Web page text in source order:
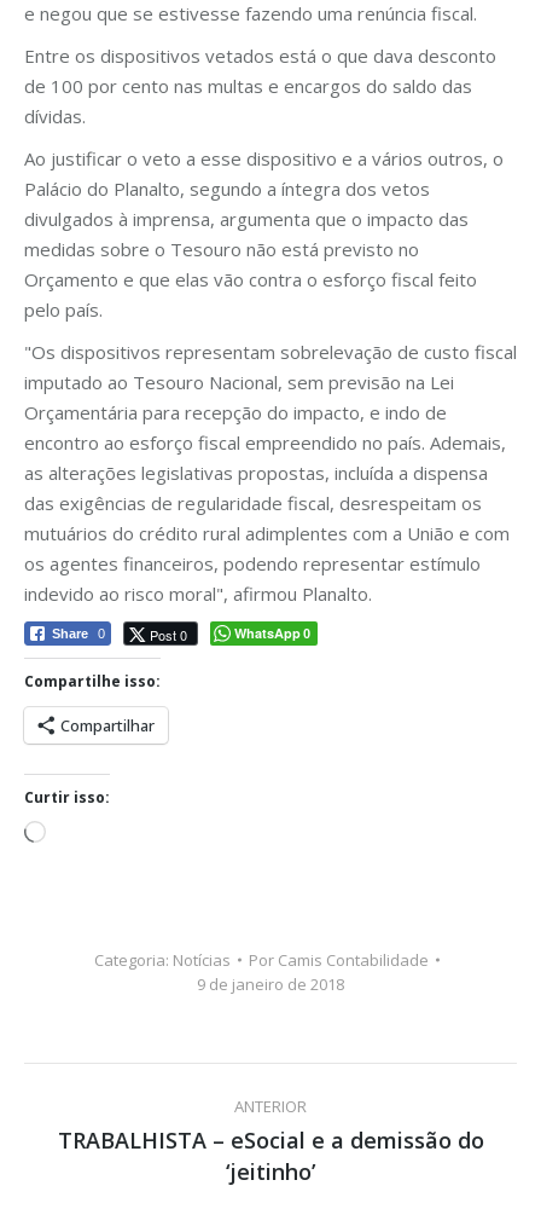
e negou que se estivesse fazendo uma renúncia fiscal.
Entre os dispositivos vetados está o que dava desconto
de 100 por cento nas multas e encargos do saldo das
dívidas.
Ao justificar o veto a esse dispositivo e a vários outros, o
Palácio do Planalto, segundo a íntegra dos vetos
divulgados à imprensa, argumenta que o impacto das
medidas sobre o Tesouro não está previsto no
Orçamento e que elas vão contra o esforço fiscal feito
pelo país.
"Os dispositivos representam sobrelevação de custo fiscal
imputado ao Tesouro Nacional, sem previsão na Lei
Orçamentária para recepção do impacto, e indo de
encontro ao esforço fiscal empreendido no país. Ademais,
as alterações legislativas propostas, incluída a dispensa
das exigências de regularidade fiscal, desrespeitam os
mutuários do crédito rural adimplentes com a União e com
os agentes financeiros, podendo representar estímulo
indevido ao risco moral", afirmou Planalto.
Share 0 Post 0 WhatsApp0
Compartilhe isso:
Compartilhar
Curtir isso:
Carregando...
Categoria: Notícias Por Camis Contabilidade
9 de janeiro de 2018
Navegação
de
ANTERIOR
Post
anterior:
TRABALHISTA – eSocial e a demissão do
‘jeitinho’